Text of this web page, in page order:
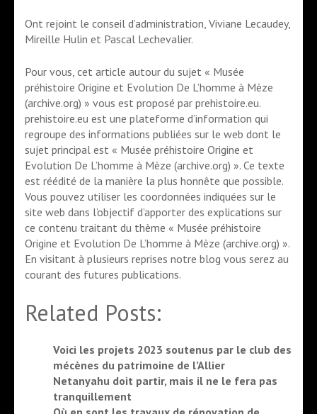
Ont rejoint le conseil d’administration, Viviane Lecaudey,
Mireille Hulin et Pascal Lechevalier.
Pour vous, cet article autour du sujet « Musée
préhistoire Origine et Evolution De L’homme à Mèze
(archive.org) » vous est proposé par prehistoire.eu.
prehistoire.eu est une plateforme d’information qui
regroupe des informations publiées sur le web dont le
sujet principal est « Musée préhistoire Origine et
Evolution De L’homme à Mèze (archive.org) ». Ce texte
est réédité de la manière la plus honnête que possible.
Vous pouvez utiliser les coordonnées indiquées sur le
site web dans l’objectif d’apporter des explications sur
ce contenu traitant du thème « Musée préhistoire
Origine et Evolution De L’homme à Mèze (archive.org) ».
En visitant à plusieurs reprises notre blog vous serez au
courant des futures publications.
Related Posts:
Voici les projets 2023 soutenus par le club des
mécènes du patrimoine de l’Allier
Netanyahu doit partir, mais il ne le fera pas
tranquillement